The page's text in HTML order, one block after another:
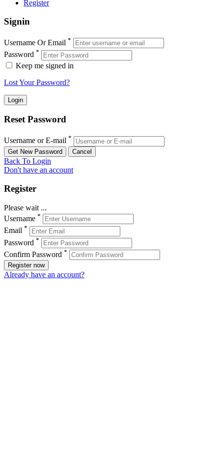
Register
Signin
Username Or Email *
Password *
Keep me signed in
Lost Your Password?
Reset Password
Username or E-mail *
Back To Login
Don't have an account
Register
Please wait ...
Username *
Email *
Password *
Confirm Password *
Register now
Already have an account?